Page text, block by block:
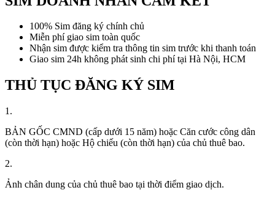
100% Sim đăng ký chính chủ
Miễn phí giao sim toàn quốc
Nhận sim được kiểm tra thông tin sim trước khi thanh toán
Giao sim 24h không phát sinh chi phí tại Hà Nội, HCM
THỦ TỤC ĐĂNG KÝ SIM
1.
BẢN GỐC CMND (cấp dưới 15 năm) hoặc Căn cước công dân
(còn thời hạn) hoặc Hộ chiếu (còn thời hạn) của chủ thuê bao.
2.
Ảnh chân dung của chủ thuê bao tại thời điểm giao dịch.